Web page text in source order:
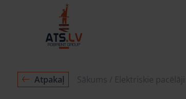
Atpakaļ Sākums Elektriskie pacēlāji